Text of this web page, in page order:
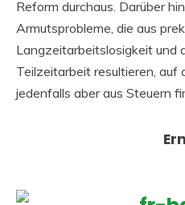
Reform durchaus. Darüber
Armutsprobleme, die aus
Langzeitarbeitslosigkeit und
Teilzeitarbeit resultieren, auf
jedenfalls aber aus Steuern